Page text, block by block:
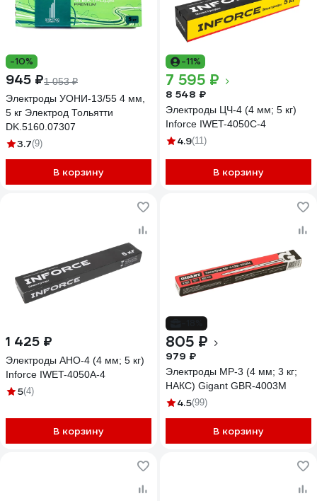
-10%
945 ₽1 053 ₽
Электроды УОНИ-13/55 4 мм,
5 кг Электрод Тольятти
DK.5160.07307
3.7(9)
В корзину
-11%
7 595 ₽
8 548 ₽
Электроды ЦЧ-4 (4 мм; 5 кг)
Inforce IWET-4050С-4
4.9(11)
В корзину
1 425 ₽
Электроды АНО-4 (4 мм; 5 кг)
Inforce IWET-4050А-4
5(4)
В корзину
805 ₽
979 ₽
Электроды МР-3 (4 мм; 3 кг;
НАКС) Gigant GBR-4003M
4.5(99)
В корзину